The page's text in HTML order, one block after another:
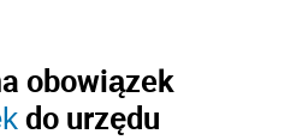
obowiązek
do urzędu